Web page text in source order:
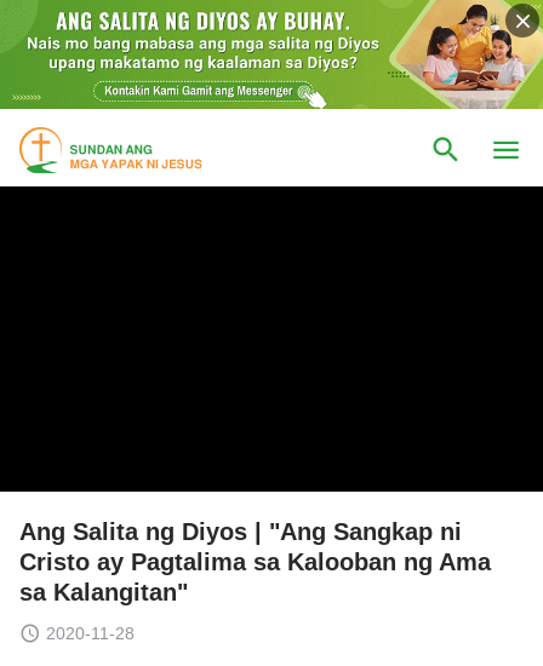
Ang Salita ng Diyos | "Ang Sangkap ni
Cristo ay Pagtalima sa Kalooban ng Ama
sa Kalangitan"
2020-11-28